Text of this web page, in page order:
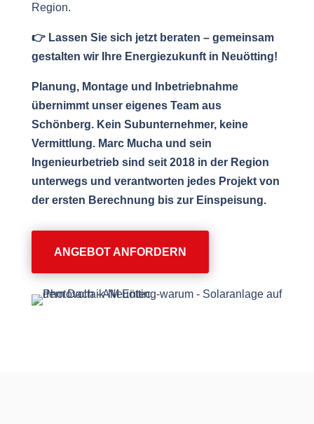
Region.
👉 Lassen Sie sich jetzt beraten – gemeinsam
gestalten wir Ihre Energiezukunft in Neuötting!
Planung, Montage und Inbetriebnahme
übernimmt unser eigenes Team aus
Schönberg. Kein Subunternehmer, keine
Vermittlung. Marc Mucha und sein
Ingenieurbetrieb sind seit 2018 in der Region
unterwegs und verantworten jedes Projekt von
der ersten Berechnung bis zur Einspeisung.
ANGEBOT ANFORDERN